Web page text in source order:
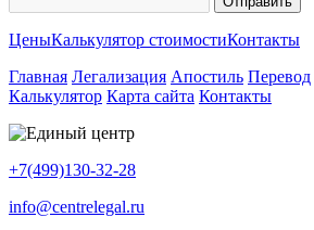
ЦеныКалькулятор стоимостиКонтакты
Главная Легализация Апостиль Перевод
Калькулятор Карта сайта Контакты
+7(499)130-32-28
info@centrelegal.ru